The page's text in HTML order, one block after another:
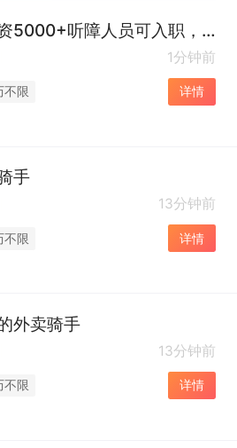
黄梅外卖骑手（薪资5000+听障人员可入职，有专人培训）
1分钟前
不限 详情
手
13分钟前
不限 详情
外卖骑手
13分钟前
不限 详情